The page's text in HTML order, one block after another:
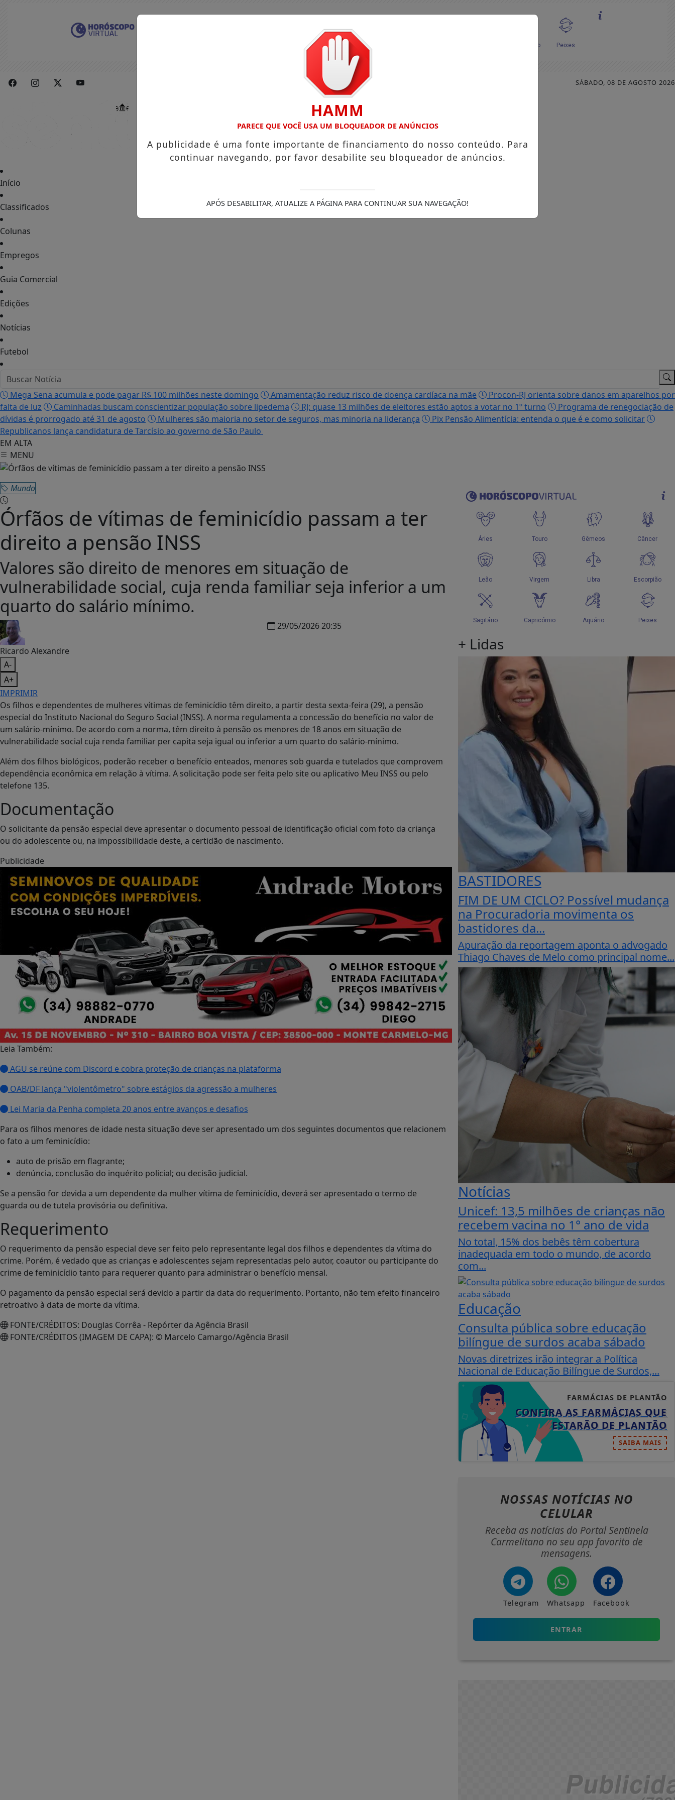
SÁBADO, 08 DE AGOSTO 2026
Início
Classificados
Colunas
Empregos
Guia Comercial
Edições
Notícias
Futebol
Mega Sena acumula e pode pagar R$ 100 milhões neste domingo Amamentação reduz risco de doença cardíaca na mãe
Procon-RJ orienta sobre danos em aparelhos por
falta de luz
Caminhadas buscam conscientizar população sobre lipedema RJ: quase 13 milhões de eleitores estão aptos a votar no 1º turno
Programa de renegociação de
dívidas é prorrogado até 31 de agosto
Mulheres são maioria no setor de seguros, mas minoria na liderança
Pix Pensão Alimentícia: entenda o que é e como solicitar
Republicanos lança candidatura de Tarcísio ao governo de São Paulo
EM ALTA
MENU
Mundo
Órfãos de vítimas de feminicídio passam a ter
direito a pensão INSS
Valores são direito de menores em situação de
vulnerabilidade social, cuja renda familiar seja inferior a um
quarto do salário mínimo.
Ricardo Alexandre
29/05/2026 20:35
A-
A+
IMPRIMIR
Os filhos e dependentes de mulheres vítimas de feminicídio têm direito, a partir desta sexta-feira (29), a pensão
especial do Instituto Nacional do Seguro Social (INSS). A norma regulamenta a concessão do benefício no valor de
um salário-mínimo. De acordo com a norma, têm direito à pensão os menores de 18 anos em situação de
vulnerabilidade social cuja renda familiar per capita seja igual ou inferior a um quarto do salário-mínimo.
Além dos filhos biológicos, poderão receber o benefício enteados, menores sob guarda e tutelados que comprovem
dependência econômica em relação à vítima. A solicitação pode ser feita pelo site ou aplicativo Meu INSS ou pelo
telefone 135.
Documentação
O solicitante da pensão especial deve apresentar o documento pessoal de identificação oficial com foto da criança
ou do adolescente ou, na impossibilidade deste, a certidão de nascimento.
Publicidade
Leia Também:
AGU se reúne com Discord e cobra proteção de crianças na plataforma
OAB/DF lança "violentômetro" sobre estágios da agressão a mulheres
Lei Maria da Penha completa 20 anos entre avanços e desafios
Para os filhos menores de idade nesta situação deve ser apresentado um dos seguintes documentos que relacionem
o fato a um feminicídio:
auto de prisão em flagrante;
denúncia, conclusão do inquérito policial; ou decisão judicial.
Se a pensão for devida a um dependente da mulher vítima de feminicídio, deverá ser apresentado o termo de
guarda ou de tutela provisória ou definitiva.
Requerimento
O requerimento da pensão especial deve ser feito pelo representante legal dos filhos e dependentes da vítima do
crime. Porém, é vedado que as crianças e adolescentes sejam representadas pelo autor, coautor ou participante do
crime de feminicídio tanto para requerer quanto para administrar o benefício mensal.
O pagamento da pensão especial será devido a partir da data do requerimento. Portanto, não tem efeito financeiro
retroativo à data de morte da vítima.
FONTE/CRÉDITOS: Douglas Corrêa - Repórter da Agência Brasil
FONTE/CRÉDITOS (IMAGEM DE CAPA): © Marcelo Camargo/Agência Brasil
+ Lidas
BASTIDORES
FIM DE UM CICLO? Possível mudança
na Procuradoria movimenta os
bastidores da...
Apuração da reportagem aponta o advogado
Thiago Chaves de Melo como principal nome...
Notícias
Unicef: 13,5 milhões de crianças não
recebem vacina no 1° ano de vida
No total, 15% dos bebês têm cobertura
inadequada em todo o mundo, de acordo
com...
Educação
Consulta pública sobre educação
bilíngue de surdos acaba sábado
Novas diretrizes irão integrar a Política
Nacional de Educação Bilíngue de Surdos,...
FARMÁCIAS DE PLANTÃO
CONFIRA AS FARMÁCIAS QUE
ESTARÃO DE PLANTÃO
SAIBA MAIS
NOSSAS NOTÍCIAS NO
CELULAR
Receba as notícias do Portal Sentinela
Carmelitano no seu app favorito de
mensagens.
Telegram Whatsapp Facebook
ENTRAR
HAMM
PARECE QUE VOCÊ USA UM BLOQUEADOR DE ANÚNCIOS
A publicidade é uma fonte importante de financiamento do nosso conteúdo. Para
continuar navegando, por favor desabilite seu bloqueador de anúncios.
APÓS DESABILITAR, ATUALIZE A PÁGINA PARA CONTINUAR SUA NAVEGAÇÃO!